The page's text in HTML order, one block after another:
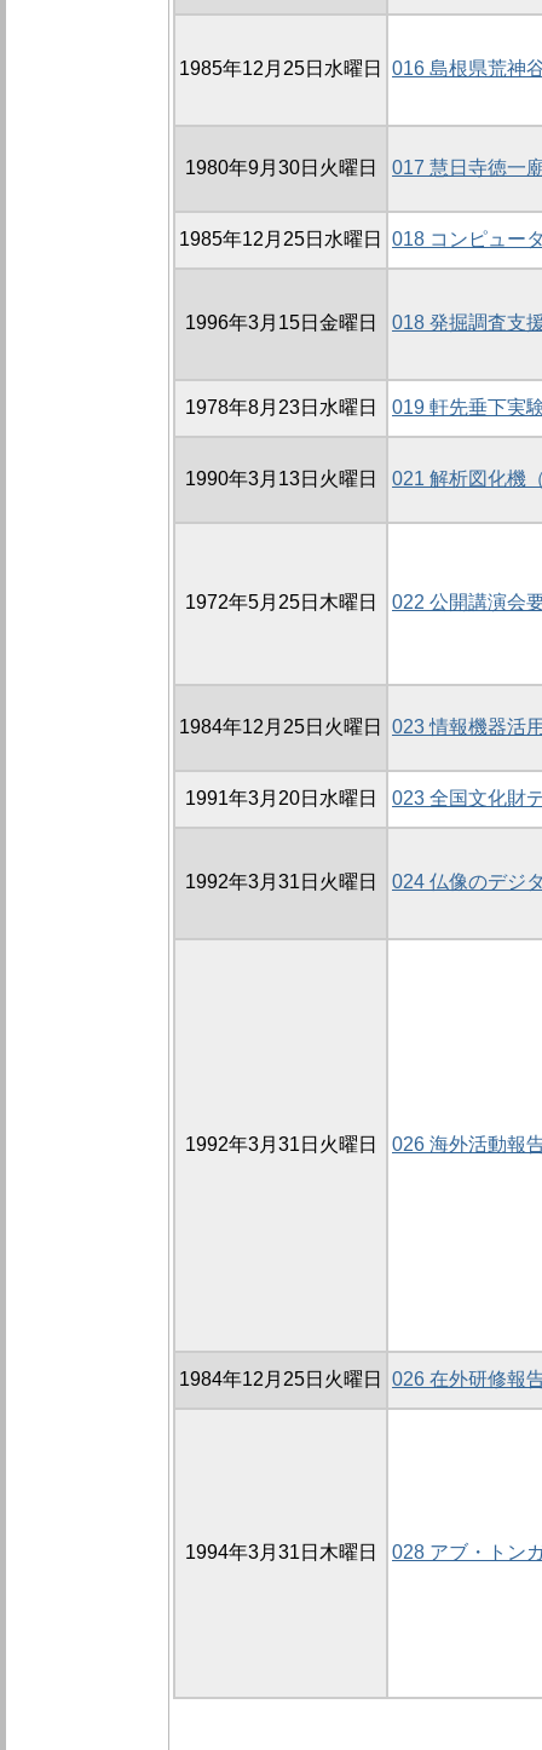
1985年12月25日水曜日 016 島根県荒神
1980年9月30日火曜日 017 慧日寺徳一
1985年12月25日水曜日 018 コンピュー
1996年3月15日金曜日 018 発掘調査支
1978年8月23日水曜日 019 軒先垂下実
1990年3月13日火曜日 021 解析図化機
1972年5月25日木曜日 022 公開講演会
1984年12月25日火曜日 023 情報機器活
1991年3月20日水曜日 023 全国文化財
1992年3月31日火曜日 024 仏像のデジ
1992年3月31日火曜日 026 海外活動報
1984年12月25日火曜日 026 在外研修報
1994年3月31日木曜日 028 アブ・トン